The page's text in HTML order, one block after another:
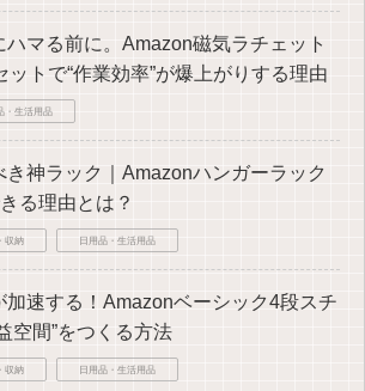
マる前に。Amazon磁気ラチェット
ットで“作業効率”が爆上がりする理由
・生活用品
神ラック｜Amazonハンガーラック
る理由とは？
収納 日用品・生活用品
加速する！Amazonベーシック4段スチ
空間”をつくる方法
収納 日用品・生活用品